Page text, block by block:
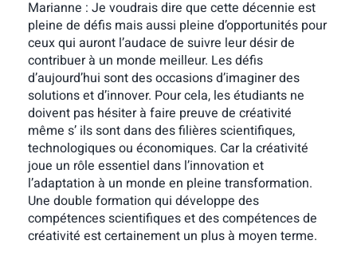
Marianne : Je voudrais dire que cette décennie est
pleine de défis mais aussi pleine d’opportunités pour
ceux qui auront l’audace de suivre leur désir de
contribuer à un monde meilleur. Les défis
d’aujourd’hui sont des occasions d’imaginer des
solutions et d’innover. Pour cela, les étudiants ne
doivent pas hésiter à faire preuve de créativité
même s’ ils sont dans des filières scientifiques,
technologiques ou économiques. Car la créativité
joue un rôle essentiel dans l’innovation et
l’adaptation à un monde en pleine transformation.
Une double formation qui développe des
compétences scientifiques et des compétences de
créativité est certainement un plus à moyen terme.